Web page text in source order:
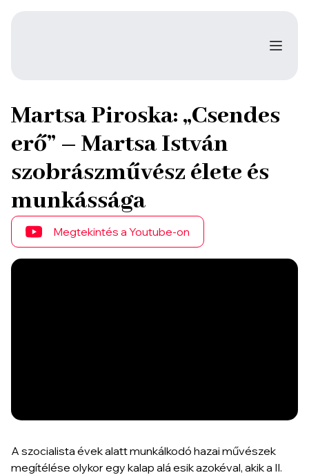
Martsa Piroska: „Csendes
erő” – Martsa István
szobrászművész élete és
munkássága
Megtekintés a Youtube-on
A szocialista évek alatt munkálkodó hazai művészek
megítélése olykor egy kalap alá esik azokéval, akik a II.